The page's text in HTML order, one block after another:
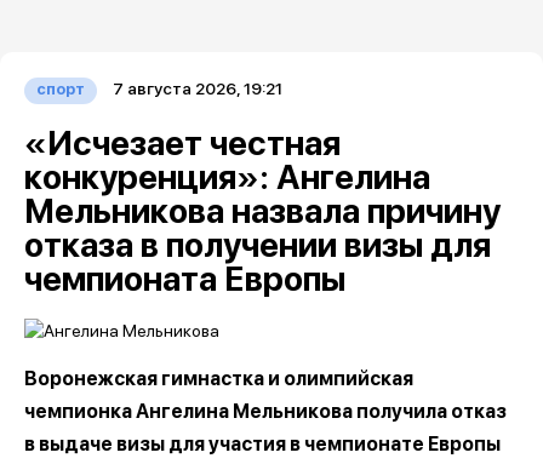
спорт 7 августа 2026, 19:21
«Исчезает честная
конкуренция»: Ангелина
Мельникова назвала причину
отказа в получении визы для
чемпионата Европы
Воронежская гимнастка и олимпийская
чемпионка Ангелина Мельникова получила отказ
в выдаче визы для участия в чемпионате Европы